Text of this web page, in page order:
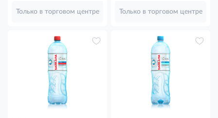
Только в торговом центре Только в торговом центре